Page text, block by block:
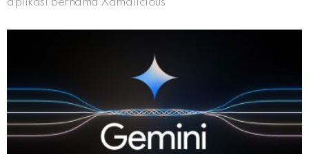
aplikasi bernama Xamalicious